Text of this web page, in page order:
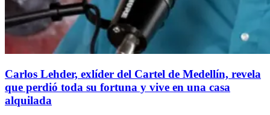
Carlos Lehder, exlíder del Cartel de Medellín, revela
que perdió toda su fortuna y vive en una casa
alquilada